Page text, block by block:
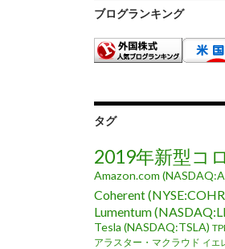
ブログランキング
タグ
2019年新型コ
Amazon.com
Coherent
Lumentum
Tesla (NASDAQ:TSLA)
アラスター・マクラウド イエ